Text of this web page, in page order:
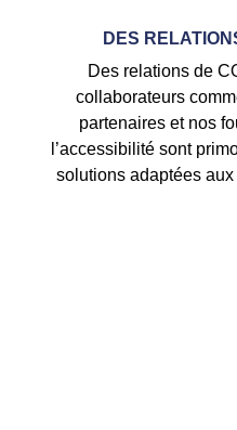
DES
Des relations de
collaborateurs
partenaires et nos
l’accessibilité sont
solutions adaptées